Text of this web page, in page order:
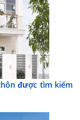
được tìm kiếm